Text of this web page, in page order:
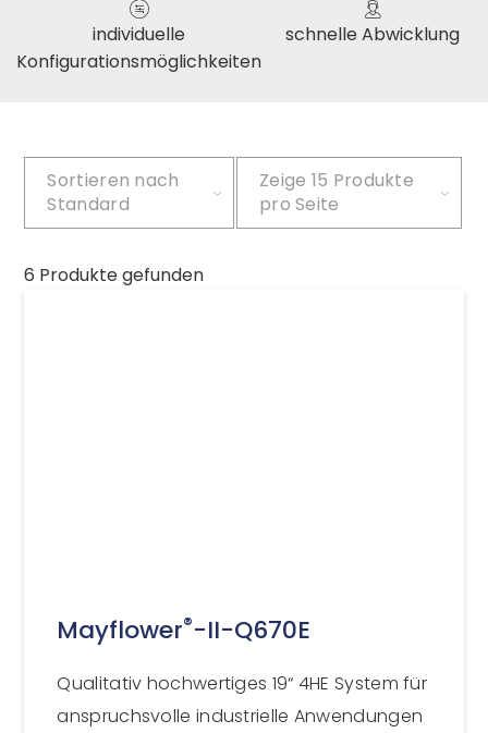
individuelle
Konfigurationsmöglichkeiten
schnelle Abwicklung
Sortieren nach
Standard
Zeige 15 Produkte
pro Seite
6 Produkte gefunden
Mayflower®-II-Q670E
Qualitativ hochwertiges 19“ 4HE System für
anspruchsvolle industrielle Anwendungen